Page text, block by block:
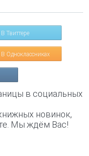
В Твиттере
В Одноклассниках
в социальных
новинок,
Мы ждём Вас!